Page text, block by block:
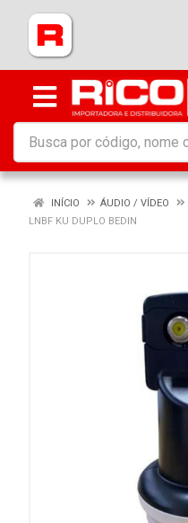
INÍCIO ÁUDIO / VÍDEO
LNBF KU DUPLO BEDIN